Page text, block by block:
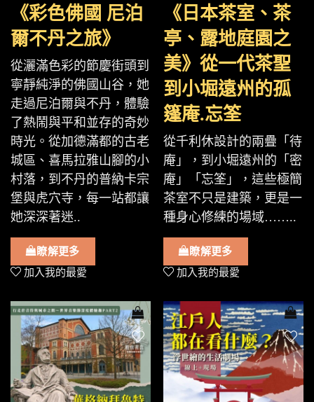
《彩色佛國 尼泊
爾不丹之旅》
從灑滿色彩的節慶街頭到
寧靜純淨的佛國山谷，她
走過尼泊爾與不丹，體驗
了熱鬧與平和並存的奇妙
時光。從加德滿都的古老
城區、喜馬拉雅山腳的小
村落，到不丹的普納卡宗
堡與虎穴寺，每一站都讓
她深深著迷..
瞭解更多
加入我的最愛
《日本茶室、茶
亭、露地庭園之
美》從一代茶聖
到小堀遠州的孤
篷庵.忘筌
從千利休設計的兩疊「待
庵」，到小堀遠州的「密
庵」「忘筌」，這些極簡
茶室不只是建築，更是一
種身心修練的場域……..
瞭解更多
加入我的最愛